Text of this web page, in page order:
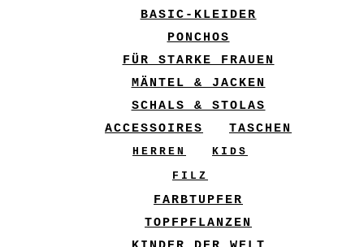
BASIC-KLEIDER
PONCHOS
FÜR STARKE FRAUEN
MÄNTEL & JACKEN
SCHALS & STOLAS
ACCESSOIRES
TASCHEN
HERREN
KIDS
FILZ
FARBTUPFER
TOPFPFLANZEN